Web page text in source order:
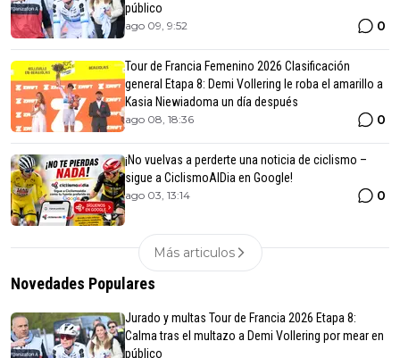
público
ago 09, 9:52 0
Tour de Francia Femenino 2026 Clasificación
general Etapa 8: Demi Vollering le roba el amarillo a
Kasia Niewiadoma un día después
ago 08, 18:36 0
¡No vuelvas a perderte una noticia de ciclismo –
sigue a CiclismoAlDia en Google!
ago 03, 13:14 0
Más articulos
Novedades Populares
Jurado y multas Tour de Francia 2026 Etapa 8:
Calma tras el multazo a Demi Vollering por mear en
público